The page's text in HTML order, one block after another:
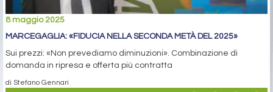
8 maggio 2025
MARCEGAGLIA: «FIDUCIA NELLA SECONDA METÀ DEL 2025»
Sui prezzi: «Non prevediamo diminuzioni». Combinazione di
domanda in ripresa e offerta più contratta
di Stefano Gennari